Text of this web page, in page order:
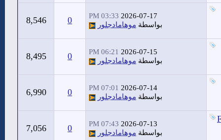
2026-07-17
03:33 PM
بواسطة موهامادجلور 0
8,546
2026-07-15
06:21 PM
بواسطة موهامادجلور 0
8,495
2026-07-14
07:01 PM
بواسطة موهامادجلور 0
6,990
2026-07-13
07:43 PM
بواسطة موهامادجلور 0
7,056